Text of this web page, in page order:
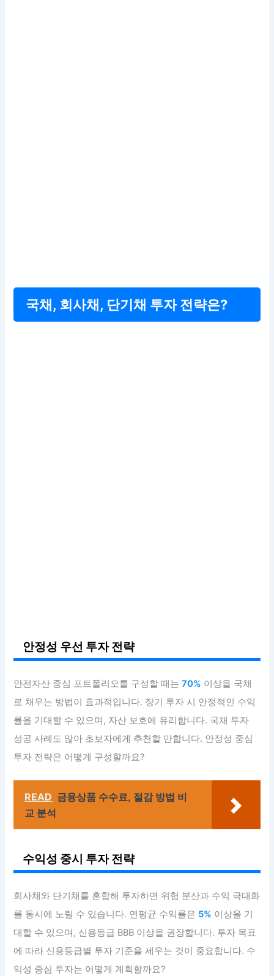
국채, 회사채, 단기채 투자 전략은?
안정성 우선 투자 전략
안전자산 중심 포트폴리오를 구성할 때는70% 이상을 국채
로 채우는 방법이 효과적입니다. 장기 투자 시 안정적인 수익
률을 기대할 수 있으며, 자산 보호에 유리합니다. 국채 투자
성공 사례도 많아 초보자에게 추천할 만합니다. 안정성 중심
투자 전략은 어떻게 구성할까요?
READ 금융상품 수수료, 절감 방법 비
교 분석
수익성 중시 투자 전략
회사채와 단기채를 혼합해 투자하면 위험 분산과 수익 극대화
를 동시에 노릴 수 있습니다. 연평균 수익률은 5% 이상을 기
대할 수 있으며, 신용등급 BBB 이상을 권장합니다. 투자 목표
에 따라 신용등급별 투자 기준을 세우는 것이 중요합니다. 수
익성 중심 투자는 어떻게 계획할까요?